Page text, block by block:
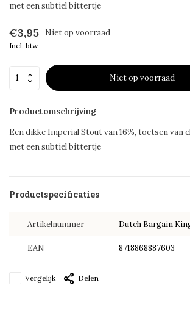
met een subtiel bittertje
€3,95 Niet op voorraad
Incl. btw
Niet op voorraad
Productomschrijving
Een dikke Imperial Stout van 16%, toetsen van
met een subtiel bittertje
Productspecificaties
Artikelnummer Dutch Bargain
EAN 8718868887603
Vergelijk Delen